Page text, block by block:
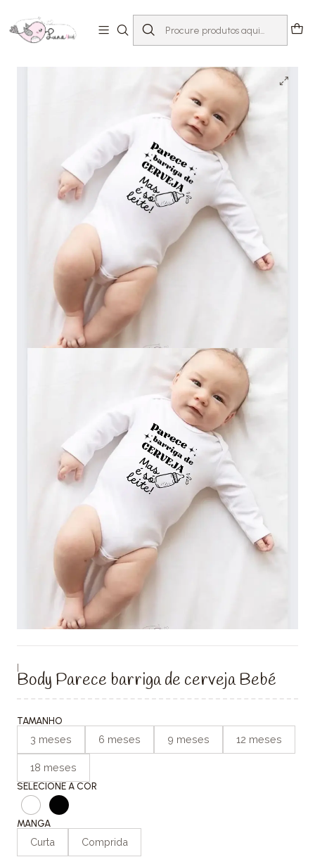
T-shirts com Mensagem
Dia-a-dia
Body Parece barriga de cerveja Bebé
|
Body Parece barriga de cerveja Bebé
TAMANHO
3 meses 6 meses 9 meses 12 meses
18 meses
SELECIONE A COR
MANGA
Curta Comprida